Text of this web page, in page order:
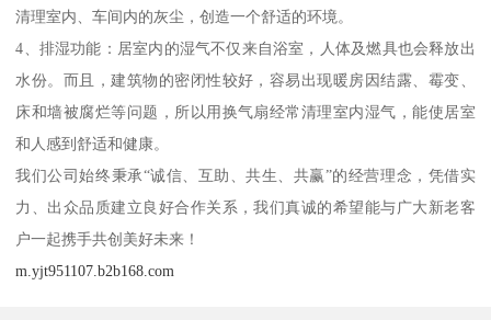
清理室内、车间内的灰尘，创造一个舒适的环境。
4、排湿功能：居室内的湿气不仅来自浴室，人体及燃具也会释放出
水份。而且，建筑物的密闭性较好，容易出现暖房因结露、霉变、
床和墙被腐烂等问题，所以用换气扇经常清理室内湿气，能使居室
和人感到舒适和健康。
我们公司始终秉承“诚信、互助、共生、共赢”的经营理念，凭借实
力、出众品质建立良好合作关系，我们真诚的希望能与广大新老客
户一起携手共创美好未来！
m.yjt951107.b2b168.com